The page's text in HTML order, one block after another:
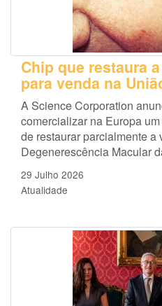
Chip que restaura
para venda na
A Science Corporation
comercializar na Europa
de restaurar parcialmente a
Degenerescência Macular
29 Julho 2026
Atualidade